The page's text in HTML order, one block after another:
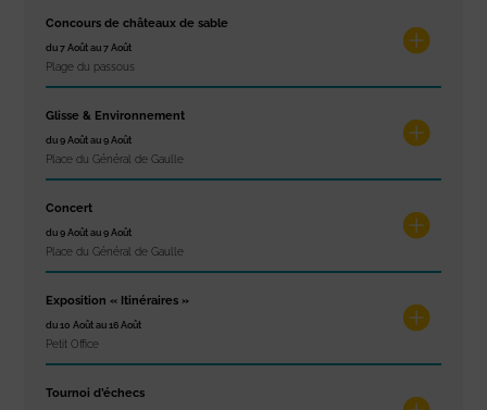
Concours de châteaux de sable
du 7 Août au 7 Août
Plage du passous
Glisse & Environnement
du 9 Août au 9 Août
Place du Général de Gaulle
Concert
du 9 Août au 9 Août
Place du Général de Gaulle
Exposition « Itinéraires »
du 10 Août au 16 Août
Petit Office
Tournoi d’échecs